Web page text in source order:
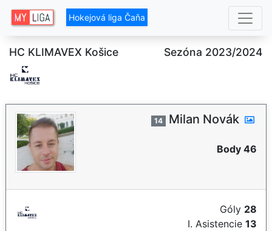
Hokejová liga Čaňa
HC KLIMAVEX Košice Sezóna 2023/2024
14 Milan Novák
Body 46
Góly 28
I. Asistencie 13